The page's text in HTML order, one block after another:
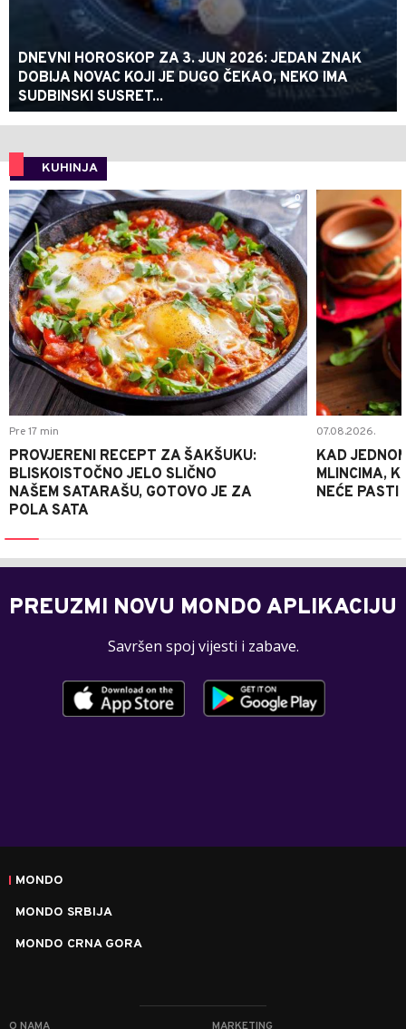
DNEVNI HOROSKOP ZA 3. JUN 2026: JEDAN ZNAK
DOBIJA NOVAC KOJI JE DUGO ČEKAO, NEKO IMA
SUDBINSKI SUSRET...
KUHINJA
0
Pre 17 min
PROVJERENI RECEPT ZA ŠAKŠUKU:
BLISKOISTOČNO JELO SLIČNO
NAŠEM SATARAŠU, GOTOVO JE ZA
POLA SATA
07.08.2026.
KAD
MLINCIMA,
NEĆE PASTI
PREUZMI NOVU MONDO APLIKACIJU
Savršen spoj vijesti i zabave.
MONDO
MONDO SRBIJA
MONDO CRNA GORA